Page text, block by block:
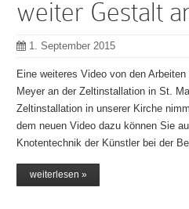
weiter Gestalt
1. September 2015
Eine weiteres Video von den
Meyer an der Zeltinstallation in St.
Zeltinstallation in unserer Kirche
dem neuen Video dazu können Sie
Knotentechnik der Künstler bei der
weiterlesen »